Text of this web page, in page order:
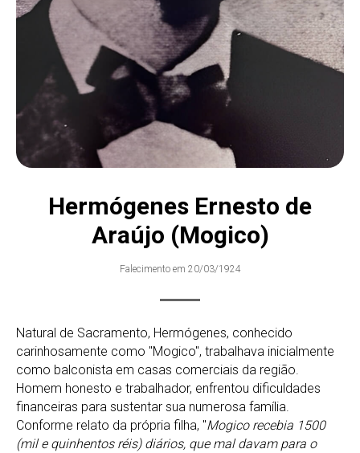
Hermógenes Ernesto de
Araújo (Mogico)
Falecimento em 20/03/1924
Natural de Sacramento, Hermógenes, conhecido
carinhosamente como "Mogico", trabalhava inicialmente
como balconista em casas comerciais da região.
Homem honesto e trabalhador, enfrentou dificuldades
financeiras para sustentar sua numerosa família.
Conforme relato da própria filha, "Mogico recebia 1500
(mil e quinhentos réis) diários, que mal davam para o